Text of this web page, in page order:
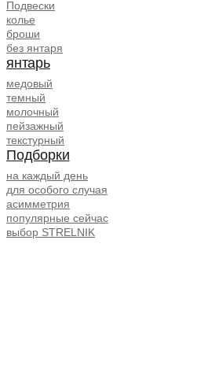
Подвески
колье
броши
без янтаря
янтарь
медовый
темный
молочный
пейзажный
текстурный
Подборки
на каждый день
для особого случая
асимметрия
популярные сейчас
выбор STRELNIK